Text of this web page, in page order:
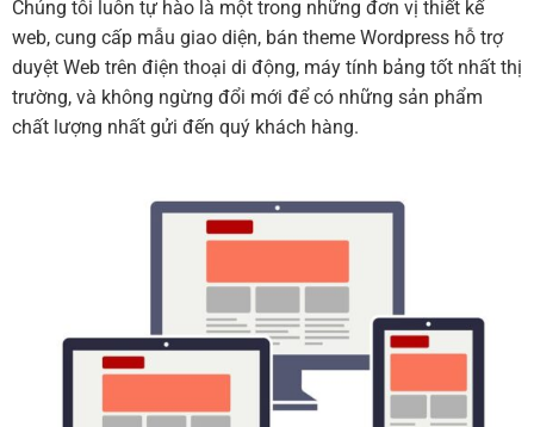
Chúng tôi luôn tự hào là một trong những đơn vị thiết kế
web, cung cấp mẫu giao diện, bán theme Wordpress hỗ trợ
duyệt Web trên điện thoại di động, máy tính bảng tốt nhất thị
trường, và không ngừng đổi mới để có những sản phẩm
chất lượng nhất gửi đến quý khách hàng.